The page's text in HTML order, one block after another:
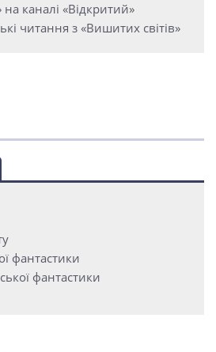
каналі «Відкритий»
читання з «Вишитих світів»
фантастики
фантастики